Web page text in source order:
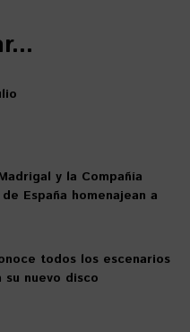
y la Compañía
España homenajean a
todos los escenarios
nuevo disco